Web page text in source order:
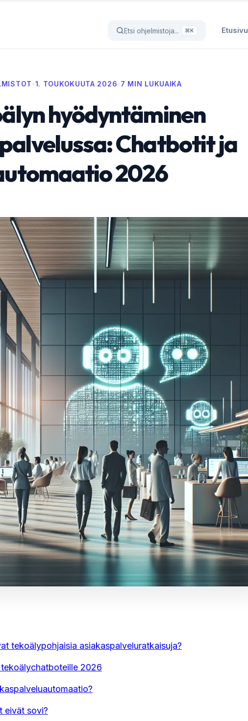
Etsi ohjelmistoja... ⌘K Etusivu
•1. TOUKOKUUTA 2026•7 MIN LUKUAIKA
hyödyntäminen
Chatbotit ja
2026
tekoälypohjaisia asiakaspalveluratkaisuja?
2026
eivät sovi?